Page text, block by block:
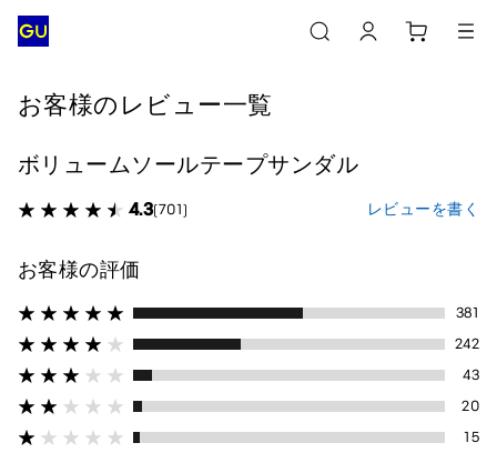
お客様のレビュー一覧
ボリュームソールテープサンダル
4.3(701) レビューを書く
お客様の評価
381
242
43
20
15